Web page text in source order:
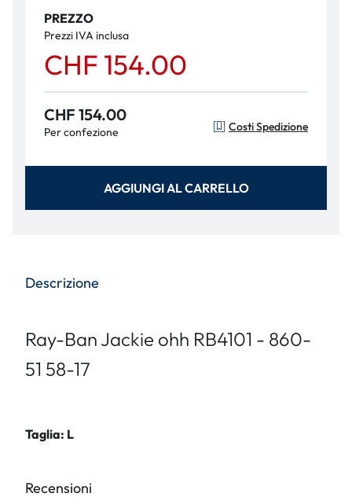
PREZZO
Prezzi IVA inclusa
CHF 154.00
CHF 154.00
Per confezione Costi Spedizione
AGGIUNGI AL CARRELLO
Descrizione
Ray-Ban Jackie ohh RB4101 - 860-
51 58-17
Taglia: L
Recensioni